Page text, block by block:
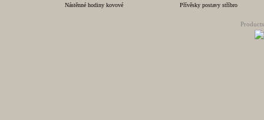
Nástěnné hodiny kovové
Přívěsky postavy stříbro
Products